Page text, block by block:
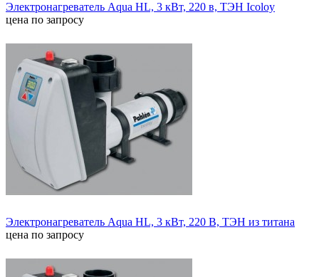
Электронагреватель Aqua HL, 3 кВт, 220 в, ТЭН Icoloy
цена по запросу
Электронагреватель Aqua HL, 3 кВт, 220 В, ТЭН из титана
цена по запросу